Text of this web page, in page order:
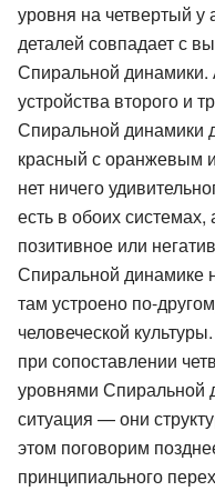
уровня на четвертый
деталей совпадает с
Спиральной динамики.
устройства второго и
Спиральной динамики
красный с оранжевым
нет ничего
есть в обоих
позитивное или
Спиральной динамике
там устроено по-
человеческой
при сопоставлении
уровнями Спиральной
ситуация — они
этом поговорим
принципиального